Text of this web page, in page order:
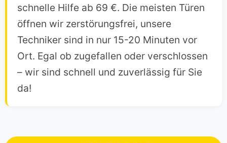
schnelle Hilfe ab 69 €. Die meisten Türen
öffnen wir zerstörungsfrei, unsere
Techniker sind in nur 15-20 Minuten vor
Ort. Egal ob zugefallen oder verschlossen
– wir sind schnell und zuverlässig für Sie
da!